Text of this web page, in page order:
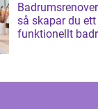
så skapar du
funktionellt